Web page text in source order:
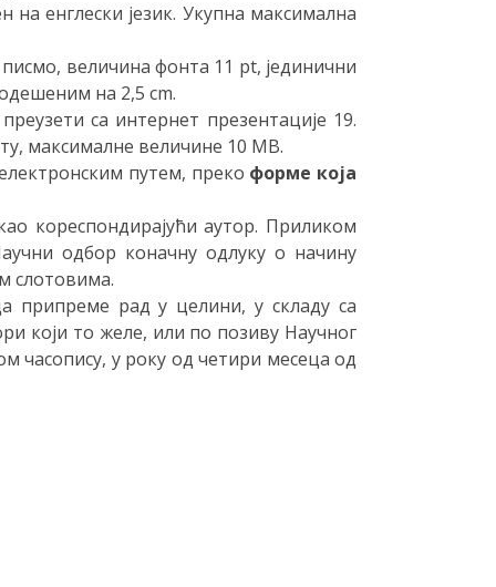
енглески језик. Укупна максимална
величина фонта 11 pt, јединични
на 2,5 cm.
са интернет презентације 19.
максималне величине 10 MB.
путем, преко форме која
кореспондирајући аутор. Приликом
одбор коначну одлуку о начину
слотовима.
припреме рад у целини, у складу са
који то желе, или по позиву Научног
часопису, у року од четири месеца од